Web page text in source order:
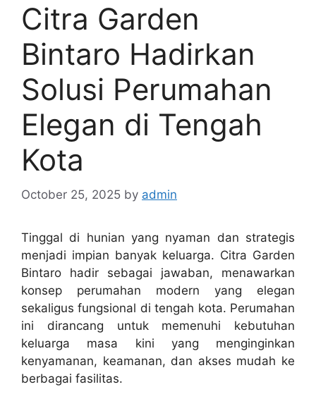
Citra Garden
Bintaro Hadirkan
Solusi Perumahan
Elegan di Tengah
Kota
October 25, 2025 by admin
Tinggal di hunian yang nyaman dan strategis
menjadi impian banyak keluarga. Citra Garden
Bintaro hadir sebagai jawaban, menawarkan
konsep perumahan modern yang elegan
sekaligus fungsional di tengah kota. Perumahan
ini dirancang untuk memenuhi kebutuhan
keluarga masa kini yang menginginkan
kenyamanan, keamanan, dan akses mudah ke
berbagai fasilitas.